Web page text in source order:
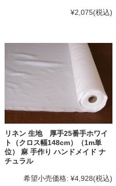
¥2,075(税込)
リネン 生地 厚手25番手ホワイ
ト（クロス幅148cm）（1m単
位） 麻 手作り ハンドメイド ナ
チュラル
希望小売価格: ¥4,928(税込)